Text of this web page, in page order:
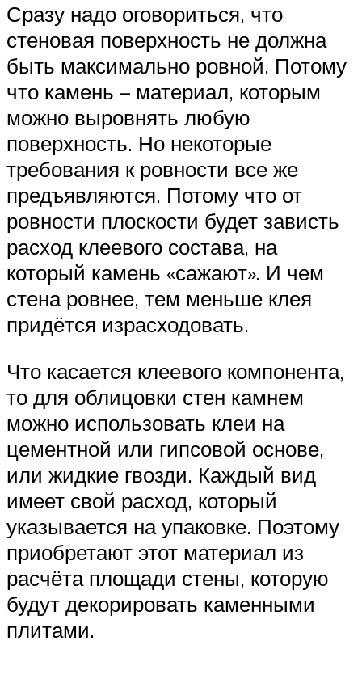
Сразу надо оговориться, что
стеновая поверхность не должна
быть максимально ровной. Потому
что камень – материал, которым
можно выровнять любую
поверхность. Но некоторые
требования к ровности все же
предъявляются. Потому что от
ровности плоскости будет зависть
расход клеевого состава, на
который камень «сажают». И чем
стена ровнее, тем меньше клея
придётся израсходовать.
Что касается клеевого компонента,
то для облицовки стен камнем
можно использовать клеи на
цементной или гипсовой основе,
или жидкие гвозди. Каждый вид
имеет свой расход, который
указывается на упаковке. Поэтому
приобретают этот материал из
расчёта площади стены, которую
будут декорировать каменными
плитами.